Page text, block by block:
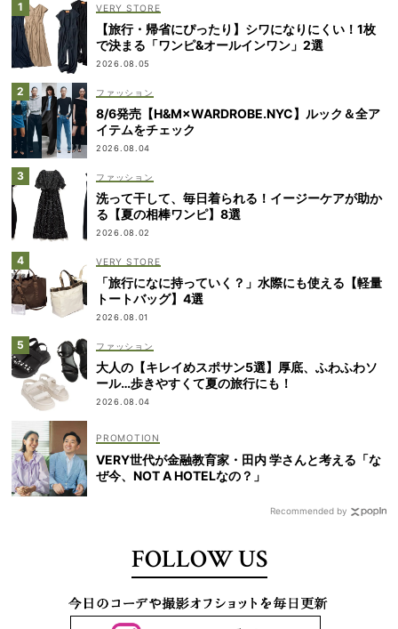
VERY STORE
【旅行・帰省にぴったり】シワになりにくい！1枚
で決まる「ワンピ&オールインワン」2選
2026.08.05
ファッション
8/6発売【H&M×WARDROBE.NYC】ルック＆全ア
イテムをチェック
2026.08.04
ファッション
洗って干して、毎日着られる！イージーケアが助か
る【夏の相棒ワンピ】8選
2026.08.02
VERY STORE
「旅行になに持っていく？」水際にも使える【軽量
トートバッグ】4選
2026.08.01
ファッション
大人の【キレイめスポサン5選】厚底、ふわふわソ
ール…歩きやすくて夏の旅行にも！
2026.08.04
VERY世代が金融教育家・田内 学さんと考える「な
ぜ今、NOT A HOTELなの？」
Recommended by
FOLLOW US